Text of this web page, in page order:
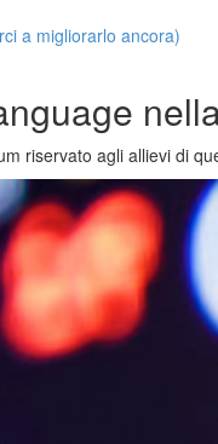
a migliorarlo ancora)
riservato agli allievi di